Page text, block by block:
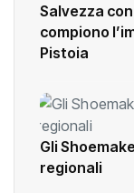
Salvezza
compiono
Pistoia
Gli
regionali